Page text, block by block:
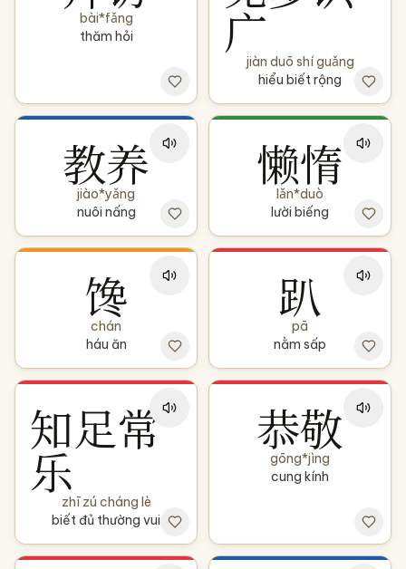
bài*fǎng
thăm hỏi
广jiàn duō shí guǎng
hiểu biết rộng
教养
jiào*yǎng
nuôi nấng
懒惰
lǎn*duò
lười biếng
馋
chán
háu ăn
趴
pā
nằm sấp
知足常
乐zhī zú cháng lè
biết đủ thường vui
恭敬
gōng*jìng
cung kính